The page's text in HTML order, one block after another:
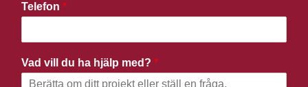
Telefon *
Vad vill du ha hjälp med? *